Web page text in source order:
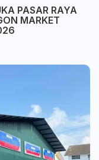
PASAR RAYA
MARKET